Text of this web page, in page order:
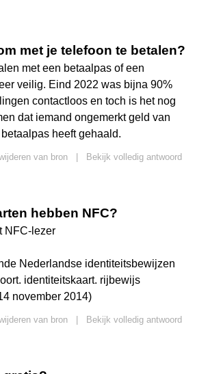
met je telefoon te betalen?
met een betaalpas of een
veilig. Eind 2022 was bijna 90%
contactloos en toch is het nog
dat iemand ongemerkt geld van
heeft gehaald.
van bron
Bekijk volledig antwoord
hebben NFC?
NFC-lezer
Nederlandse identiteitsbewijzen
identiteitskaart. rijbewijs
november 2014)
van bron
Bekijk volledig antwoord